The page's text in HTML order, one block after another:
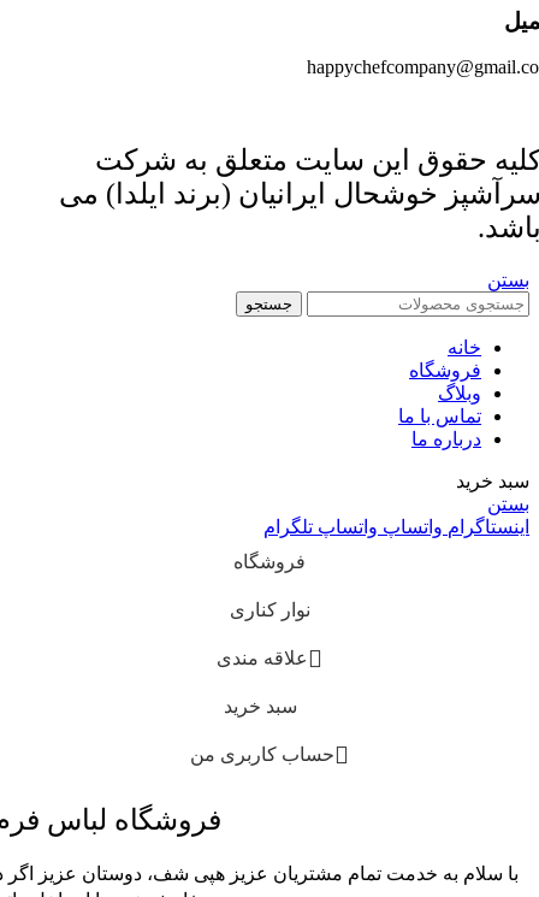
حقوق این سایت متعلق به شرکت
خوشحال ایرانیان (برند ایلدا) می
بستن
جستجو
خانه
فروشگاه
وبلاگ
تماس با ما
درباره ما
سبد خرید
بستن
اینستاگرام واتساپ واتساپ تلگرام
فروشگاه
نوار کناری
علاقه مندی
سبد خرید
حساب کاربری من
فروشگاه لباس
با سلام به خدمت تمام مشتریان عزیز هپی شف، دوستان عزیز اگر